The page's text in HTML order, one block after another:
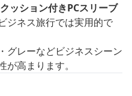
クッション付きPCスリーブ
ジネス旅行では実用的で
グレーなどビジネスシーン
高まります。